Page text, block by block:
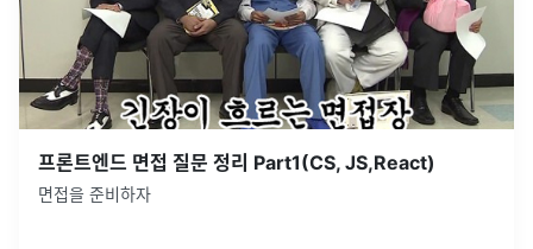
프론트엔드 면접 질문 정리 Part1(CS, JS,React)
면접을 준비하자